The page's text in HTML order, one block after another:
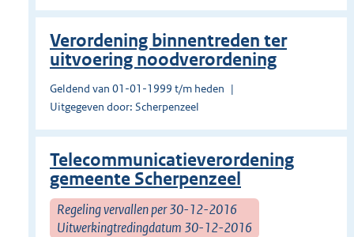
Verordening binnentreden ter
uitvoering noodverordening
Geldend van 01-01-1999 t/m heden
Uitgegeven door: Scherpenzeel
Telecommunicatieverordening
gemeente Scherpenzeel
Regeling vervallen per 30-12-2016
Uitwerkingtredingdatum 30-12-2016